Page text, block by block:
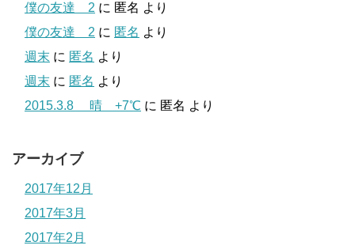
僕の友達 2 に 匿名 より
僕の友達 2 に 匿名 より
週末 に 匿名 より
週末 に 匿名 より
2015.3.8 晴 +7℃ に 匿名 より
アーカイブ
2017年12月
2017年3月
2017年2月